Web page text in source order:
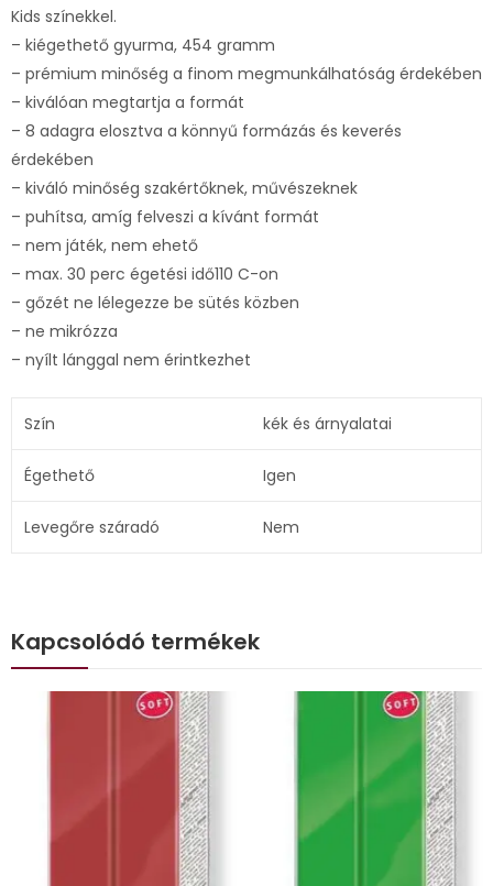
Kids színekkel.
– kiégethető gyurma, 454 gramm
– prémium minőség a finom megmunkálhatóság érdekében
– kiválóan megtartja a formát
– 8 adagra elosztva a könnyű formázás és keverés
érdekében
– kiváló minőség szakértőknek, művészeknek
– puhítsa, amíg felveszi a kívánt formát
– nem játék, nem ehető
– max. 30 perc égetési idő110 C-on
– gőzét ne lélegezze be sütés közben
– ne mikrózza
– nyílt lánggal nem érintkezhet
Szín kék és árnyalatai
Égethető Igen
Levegőre száradó Nem
Kapcsolódó termékek